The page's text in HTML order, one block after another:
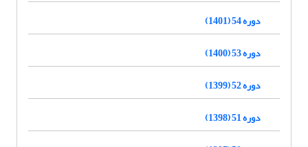
دوره 54 (1401)
دوره 53 (1400)
دوره 52 (1399)
دوره 51 (1398)